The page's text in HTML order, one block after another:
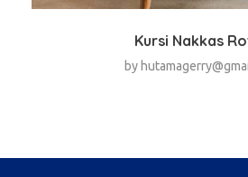
Kursi Nakkas
by